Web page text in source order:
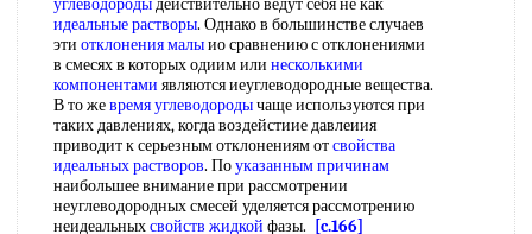
углеводородыдействительно ведут себя не как
идеальные растворы. Однако в большинстве случаев
эти отклонения малыио сравнению с отклонениями
в смесях в которых одиим или несколькими
компонентами являются иеуглеводородные вещества.
В то жевремя углеводородычаще используются при
таких давлениях, когда воздейстиие давлеиия
приводит к серьезным отклонениям отсвойства
идеальных растворов. Поуказанным причинам
наибольшее внимание при рассмотрении
неуглеводородных смесей уделяется рассмотрению
неидеальныхсвойств жидкой фазы. [c.166]